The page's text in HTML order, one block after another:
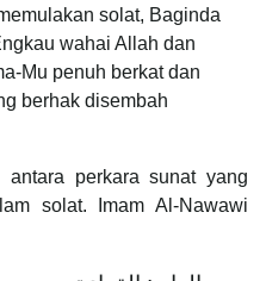
solat, Baginda
wahai Allah dan
Mu penuh berkat dan
berhak disembah
perkara sunat yang
solat. Imam Al-Nawawi